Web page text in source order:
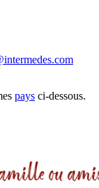
pays ci-dessous.